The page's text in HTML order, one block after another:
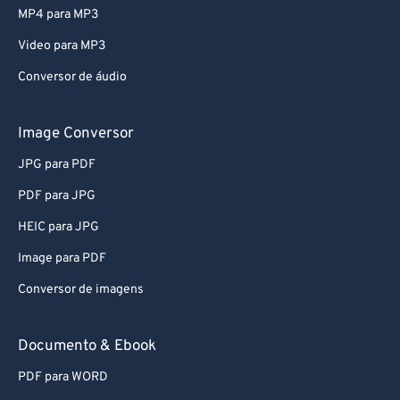
MP4 para MP3
Video para MP3
Conversor de áudio
Image Conversor
JPG para PDF
PDF para JPG
HEIC para JPG
Image para PDF
Conversor de imagens
Documento & Ebook
PDF para WORD